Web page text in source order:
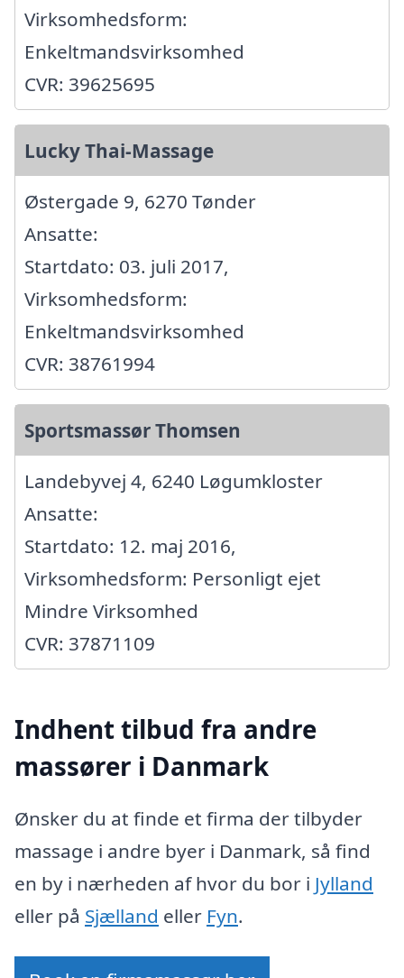
Virksomhedsform:
Enkeltmandsvirksomhed
CVR: 39625695
Lucky Thai-Massage
Østergade 9, 6270 Tønder
Ansatte:
Startdato: 03. juli 2017,
Virksomhedsform:
Enkeltmandsvirksomhed
CVR: 38761994
Sportsmassør Thomsen
Landebyvej 4, 6240 Løgumkloster
Ansatte:
Startdato: 12. maj 2016,
Virksomhedsform: Personligt ejet
Mindre Virksomhed
CVR: 37871109
Indhent tilbud fra andre
massører i Danmark
Ønsker du at finde et firma der tilbyder
massage i andre byer i Danmark, så find
en by i nærheden af hvor du bor i Jylland
eller på Sjælland eller Fyn.